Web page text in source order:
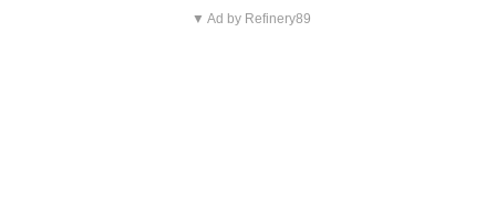
▼ Ad by Refinery89